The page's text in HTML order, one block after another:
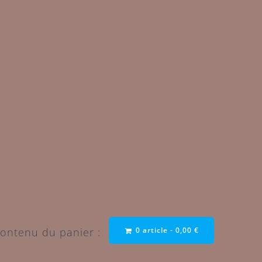
du panier : 0 article - 0,00 €